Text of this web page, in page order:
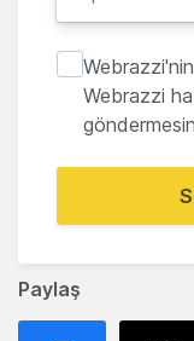
Paylaş
Webrazzi